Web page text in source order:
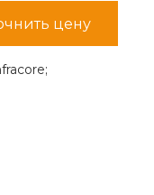
цену